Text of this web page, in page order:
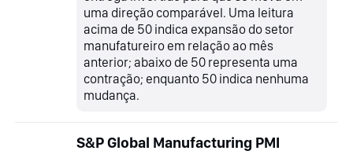
uma direção comparável. Uma leitura
acima de 50 indica expansão do setor
manufatureiro em relação ao mês
anterior; abaixo de 50 representa uma
contração; enquanto 50 indica nenhuma
mudança.
S&P Global Manufacturing PMI